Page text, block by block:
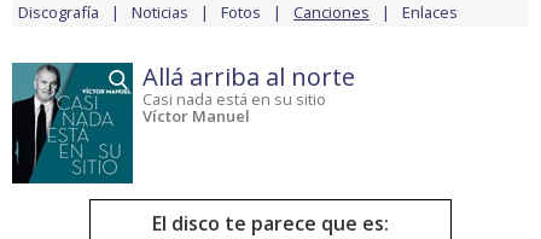
Discografía Noticias Fotos Canciones Enlaces
Allá arriba al norte
Casi nada está en su sitio
Víctor Manuel
El disco te parece que es: